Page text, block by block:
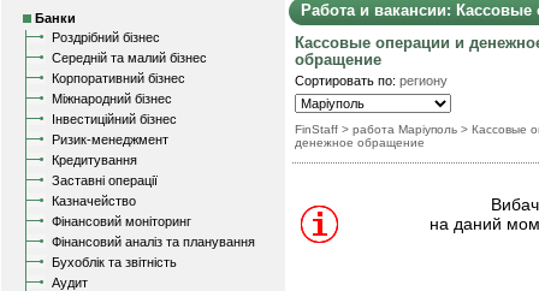
Банки
Роздрібний бізнес
Середній та малий бізнес
Корпоративний бізнес
Міжнародний бізнес
Інвестиційний бізнес
Ризик-менеджмент
Кредитування
Заставні операції
Казначейство
Фінансовий моніторинг
Фінансовий аналіз та планування
Бухоблік та звітність
Аудит
Работа и вакансии:
Кассовые операции и
обращение
Сортировать по: региону
FinStaff > работа Маріуполь > Кассовые
денежное обращение
на даний